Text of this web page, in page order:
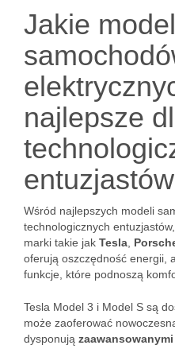
Jakie
najlepsze
Wśród najlepszych modeli
technologicznych
marki takie jak Tesla
oferują oszczędność energii,
funkcje, które podnoszą
Tesla Model 3 i Model S są
może zaoferować
dysponują